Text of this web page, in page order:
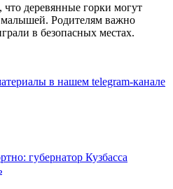
деревянные горки могут
малышей. Родителям важно
в безопасных местах.
в нашем telegram-канале